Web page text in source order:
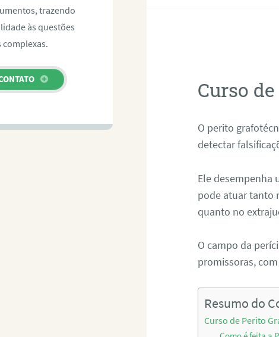
Curso
O perito
detectar
Ele desempenha
pode atuar tanto
quanto no
O campo da
promissoras,
Resumo do
Curso de Perito
trazendo
às questões
complexas.